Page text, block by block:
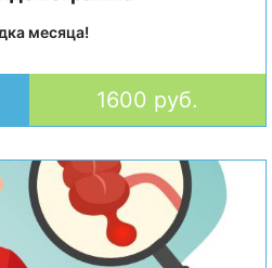
месяца!
1600 руб.